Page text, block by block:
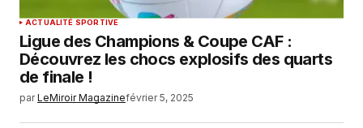
ACTUALITÉ SPORTIVE
Ligue des Champions & Coupe CAF :
Découvrez les chocs explosifs des quarts
de finale !
par LeMiroir Magazinefévrier 5, 2025